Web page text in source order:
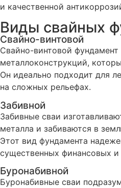
и качественной
Виды свайных
Свайно-винтовой
Свайно-винтовой фундамент
металлоконструкций,
Он идеально подходит для
на сложных рельефах.
Забивной
Забивные сваи
металла и забиваются в
Этот вид фундамента
существенных финансовых и
Буронабивной
Буронабивные сваи